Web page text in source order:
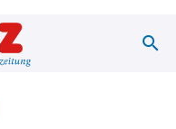
mit search